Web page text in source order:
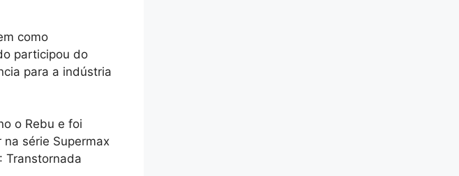
como
participou do
para a indústria
o Rebu e foi
série Supermax
Transtornada